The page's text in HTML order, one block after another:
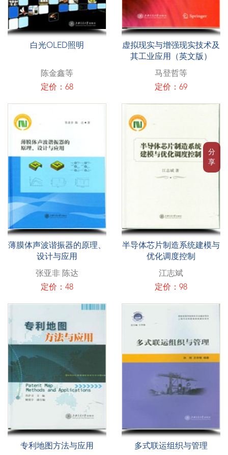
分
享
白光OLED照明
陈金鑫等
定价：68
虚拟现实与增强现实技术及
其工业应用（英文版）
马登哲等
定价：69
薄膜体声波谐振器的原理、
设计与应用
张亚非 陈达
定价：48
半导体芯片制造系统建模与
优化调度控制
江志斌
定价：98
专利地图方法与应用 多式联运组织与管理